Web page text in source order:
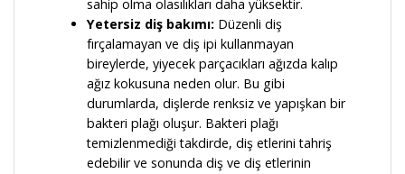
sahip olma olasılıkları daha yüksektir.
Yetersiz diş bakımı: Düzenli diş
fırçalamayan ve diş ipi kullanmayan
bireylerde, yiyecek parçacıkları ağızda kalıp
ağız kokusuna neden olur. Bu gibi
durumlarda, dişlerde renksiz ve yapışkan bir
bakteri plağı oluşur. Bakteri plağı
temizlenmediği takdirde, diş etlerini tahriş
edebilir ve sonunda diş ve diş etlerinin